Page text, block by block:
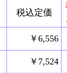
税込定価
￥6,556
￥7,524